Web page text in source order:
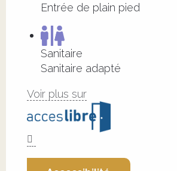
Entrée de plain pied
Sanitaire
Sanitaire adapté
Voir plus sur